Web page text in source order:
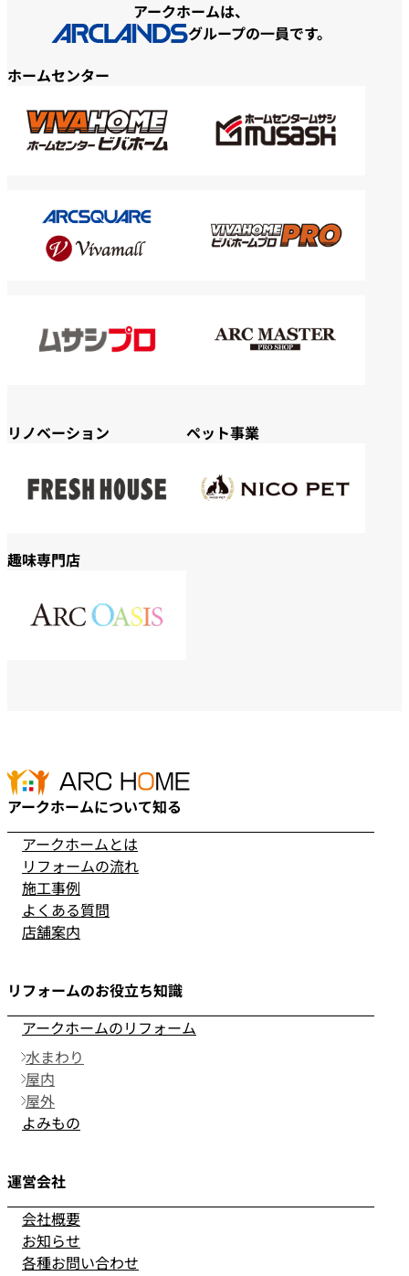
アークホームは、
グループの一員です。
ホームセンター
リノベーション ペット事業
趣味専門店
アークホームについて知る
アークホームとは
リフォームの流れ
施工事例
よくある質問
店舗案内
リフォームのお役立ち知識
アークホームのリフォーム
水まわり
屋内
屋外
よみもの
運営会社
会社概要
お知らせ
各種お問い合わせ